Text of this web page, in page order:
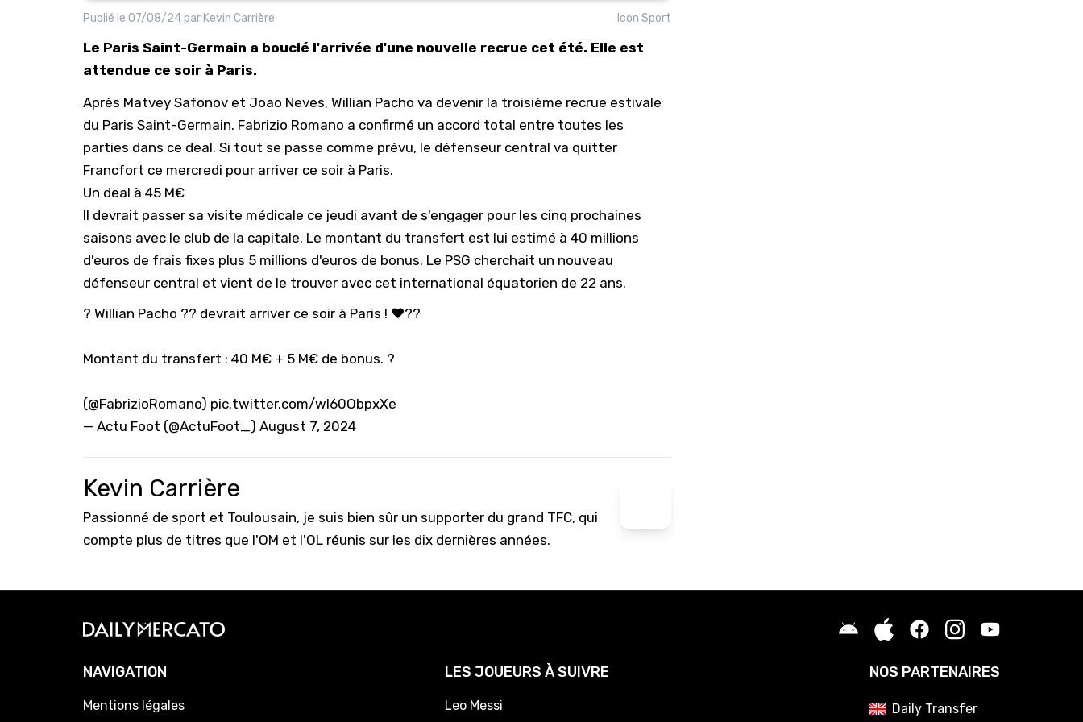
Publié le 07/08/24par Kevin Carrière Icon Sport
Le Paris Saint-Germain a bouclé l'arrivée d'une nouvelle recrue cet été. Elle est
attendue ce soir à Paris.
Après Matvey Safonov et Joao Neves, Willian Pacho va devenir la troisième recrue estivale
du Paris Saint-Germain. Fabrizio Romano a confirmé un accord total entre toutes les
parties dans ce deal. Si tout se passe comme prévu, le défenseur central va quitter
Francfort ce mercredi pour arriver ce soir à Paris.
Un deal à 45 M€
Il devrait passer sa visite médicale ce jeudi avant de s'engager pour les cinq prochaines
saisons avec le club de la capitale. Le montant du transfert est lui estimé à 40 millions
d'euros de frais fixes plus 5 millions d'euros de bonus. Le PSG cherchait un nouveau
défenseur central et vient de le trouver avec cet international équatorien de 22 ans.
? Willian Pacho ?? devrait arriver ce soir à Paris ! ❤️??
Montant du transfert : 40 M€ + 5 M€ de bonus. ?
(@FabrizioRomano) pic.twitter.com/wl60ObpxXe
— Actu Foot (@ActuFoot_) August 7, 2024
Kevin Carrière
Passionné de sport et Toulousain, je suis bien sûr un supporter du grand TFC, qui
compte plus de titres que l'OM et l'OL réunis sur les dix dernières années.
NAVIGATION
Mentions légales
LES JOUEURS À SUIVRE
Leo Messi
NOS PARTENAIRES
Daily Transfer